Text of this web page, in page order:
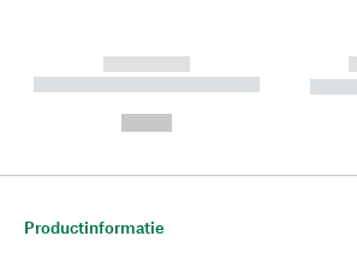
------------
----------- ----------- --------
Productinformatie